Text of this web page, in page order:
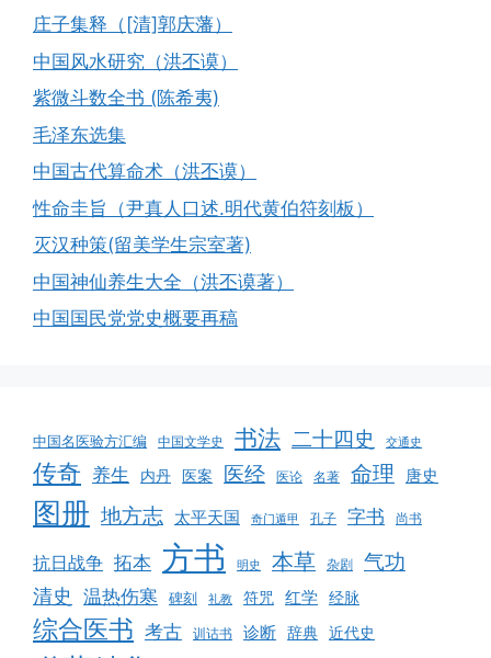
庄子集释（[清]郭庆藩）
中国风水研究（洪丕谟）
紫微斗数全书 (陈希夷)
毛泽东选集
中国古代算命术（洪丕谟）
性命圭旨（尹真人口述.明代黄伯符刻板）
灭汉种策(留美学生宗室著)
中国神仙养生大全（洪丕谟著）
中国国民党党史概要再稿
中国名医验方汇编 中国文学史 书法 二十四史 交通史
传奇 养生 内丹 医案 医经 医论 名著 命理 唐史
图册 地方志 太平天国 奇门遁甲 孔子 字书 尚书
抗日战争 拓本 方书 明史 本草 杂剧 气功
清史 温热伤寒 碑刻 礼教 符咒 红学 经脉
综合医书 考古 训诂书 诊断 辞典 近代史